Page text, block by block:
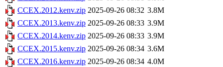
CCEX.2012.kenv.zip 2025-09-26 08:32 3.8M
CCEX.2013.kenv.zip 2025-09-26 08:33 3.9M
CCEX.2014.kenv.zip 2025-09-26 08:33 3.9M
CCEX.2015.kenv.zip 2025-09-26 08:34 3.6M
CCEX.2016.kenv.zip 2025-09-26 08:34 4.0M